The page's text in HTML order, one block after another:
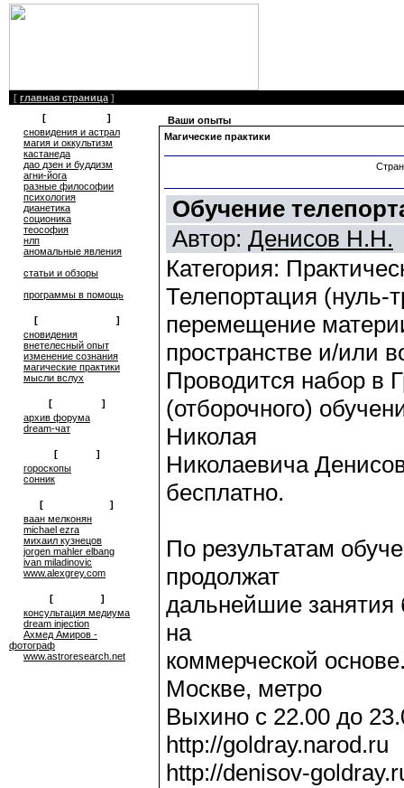
[ главная страница ]
[
]
сновидения и астрал
магия и оккультизм
кастанеда
дао дзен и буддизм
агни-йога
разные философии
психология
дианетика
соционика
теософия
нлп
аномальные явления
статьи и обзоры
программы в помощь
[
]
cновидения
внетелесный опыт
изменение сознания
магические практики
мысли вслух
[
]
архив форума
dream-чат
[
]
гороскопы
сонник
[
]
ваан мелконян
michael ezra
михаил кузнецов
jorgen mahler elbang
ivan miladinovic
www.alexgrey.com
[
]
консультация медиума
dream injection
Ахмед Амиров -
фотограф
www.astroresearch.net
Ваши опыты
Магические практики
Обучение
Автор: Денисов Н.Н.
Категория:
Телепортация (нуль-
перемещение
пространстве и/или
Проводится набор в
(отборочного)
Николая
Николаевича
бесплатно.
По результатам
продолжат
дальнейшие занятия
на
коммерческой
Москве, метро
Выхино с 22.00 до
http://goldray.narod.ru
http://denisov-